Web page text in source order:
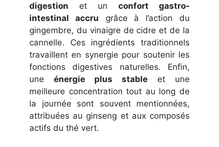
digestion et un confort gastro-
intestinal accru grâce à l’action du
gingembre, du vinaigre de cidre et de la
cannelle. Ces ingrédients traditionnels
travaillent en synergie pour soutenir les
fonctions digestives naturelles. Enfin,
une énergie plus stable et une
meilleure concentration tout au long de
la journée sont souvent mentionnées,
attribuées au ginseng et aux composés
actifs du thé vert.